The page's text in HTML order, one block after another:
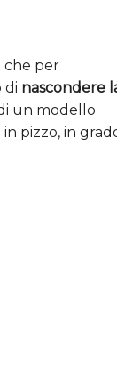
che per
di nascondere
un modello
pizzo, in